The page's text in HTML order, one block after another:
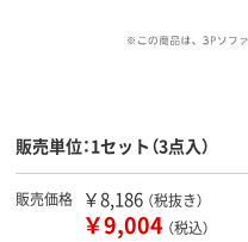
販売単位：1セット（3点入）
販売価格 ￥8,186 （税抜き）
￥9,004 （税込）